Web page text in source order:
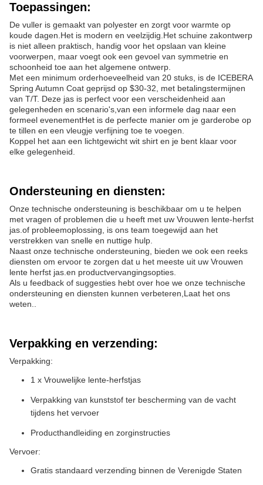
Toepassingen:
De vuller is gemaakt van polyester en zorgt voor warmte op
koude dagen.Het is modern en veelzijdig.Het schuine zakontwerp
is niet alleen praktisch, handig voor het opslaan van kleine
voorwerpen, maar voegt ook een gevoel van symmetrie en
schoonheid toe aan het algemene ontwerp.
Met een minimum orderhoeveelheid van 20 stuks, is de ICEBERA
Spring Autumn Coat geprijsd op $30-32, met betalingstermijnen
van T/T. Deze jas is perfect voor een verscheidenheid aan
gelegenheden en scenario's,van een informele dag naar een
formeel evenementHet is de perfecte manier om je garderobe op
te tillen en een vleugje verfijning toe te voegen.
Koppel het aan een lichtgewicht wit shirt en je bent klaar voor
elke gelegenheid.
Ondersteuning en diensten:
Onze technische ondersteuning is beschikbaar om u te helpen
met vragen of problemen die u heeft met uw Vrouwen lente-herfst
jas.of probleemoplossing, is ons team toegewijd aan het
verstrekken van snelle en nuttige hulp.
Naast onze technische ondersteuning, bieden we ook een reeks
diensten om ervoor te zorgen dat u het meeste uit uw Vrouwen
lente herfst jas.en productvervangingsopties.
Als u feedback of suggesties hebt over hoe we onze technische
ondersteuning en diensten kunnen verbeteren,Laat het ons
weten..
Verpakking en verzending:
Verpakking:
1 x Vrouwelijke lente-herfstjas
Verpakking van kunststof ter bescherming van de vacht
tijdens het vervoer
Producthandleiding en zorginstructies
Vervoer:
Gratis standaard verzending binnen de Verenigde Staten